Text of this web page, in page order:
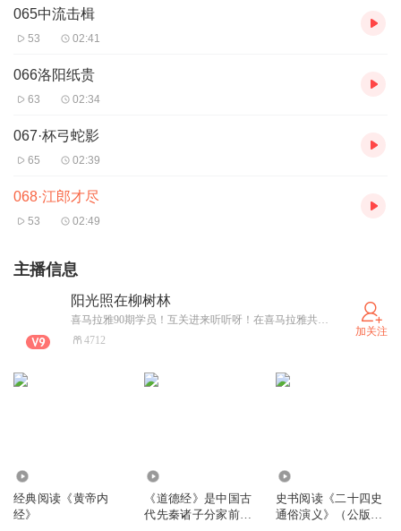
065中流击楫
53 02:41
066洛阳纸贵
63 02:34
067·杯弓蛇影
65 02:39
068·江郎才尽
53 02:49
主播信息
阳光照在柳树林
喜马拉雅90期学员！互关进来听听呀！在喜马拉雅共同进步！我喜爱学习，更喜爱听喜马拉雅的有声书，特别喜爱把学习的内容归纳整理，结合自己的体悟在线下开讲座，这样的生活很愉快！
4712
加关注
经典阅读《黄帝内
经》
《道德经》是中国古
代先秦诸子分家前的
史书阅读《二十四史
通俗演义》（公版